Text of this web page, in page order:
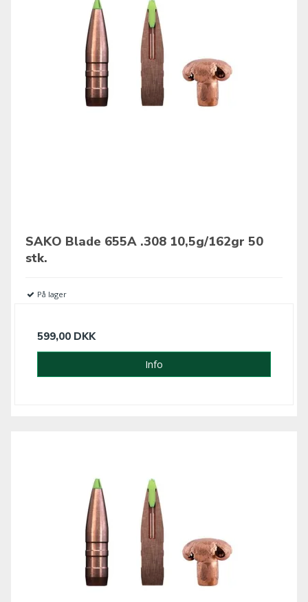
SAKO Blade 655A .308 10,5g/162gr 50
stk.
På lager
599,00 DKK
Info